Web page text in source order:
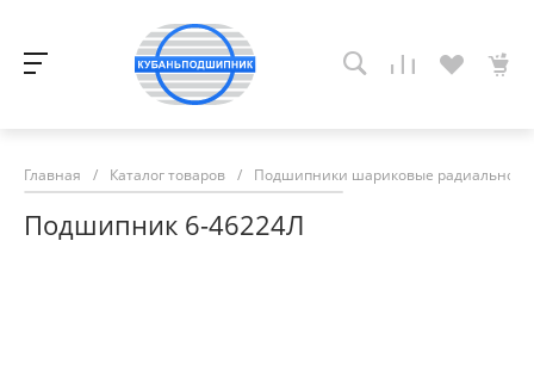
Главная / Каталог товаров / Подшипники шариковые радиально-
Подшипник 6-46224Л